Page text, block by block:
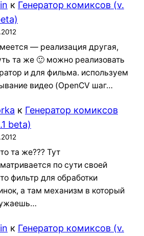
к Генератор комиксов (v.
— реализация другая,
та же 🙂 можно реализовать
и для фильма. используем
видео (OpenCV шаг…
к Генератор комиксов
beta)
та же??? Тут
по сути своей
фильтр для обработки
а там механизм в который
к Генератор комиксов (v.